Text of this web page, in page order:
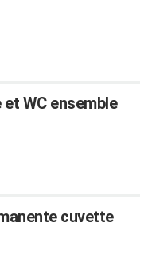
WC ensemble
cuvette